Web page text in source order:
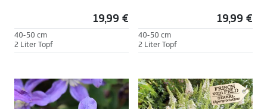
19,99 €
40-50 cm
2 Liter Topf
19,99 €
40-50 cm
2 Liter Topf